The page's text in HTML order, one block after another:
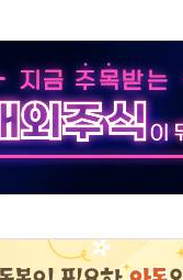
실종
연대로 목소리 내야"
채 발견
서 신경전 고조
속 국정"